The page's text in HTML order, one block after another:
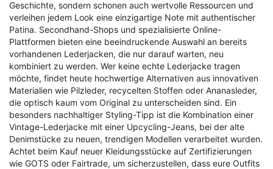
Geschichte, sondern schonen auch wertvolle Ressourcen und
verleihen jedem Look eine einzigartige Note mit authentischer
Patina. Secondhand-Shops und spezialisierte Online-
Plattformen bieten eine beeindruckende Auswahl an bereits
vorhandenen Lederjacken, die nur darauf warten, neu
kombiniert zu werden. Wer keine echte Lederjacke tragen
möchte, findet heute hochwertige Alternativen aus innovativen
Materialien wie Pilzleder, recycelten Stoffen oder Ananasleder,
die optisch kaum vom Original zu unterscheiden sind. Ein
besonders nachhaltiger Styling-Tipp ist die Kombination einer
Vintage-Lederjacke mit einer Upcycling-Jeans, bei der alte
Denimstücke zu neuen, trendigen Modellen verarbeitet wurden.
Achtet beim Kauf neuer Kleidungsstücke auf Zertifizierungen
wie GOTS oder Fairtrade, um sicherzustellen, dass eure Outfits